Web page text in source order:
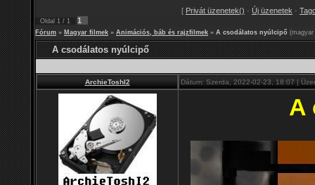
[ Privát üzenetek() · Új üzenetek ·
Oldal 1 / 1 1
Fórum » Magyar filmek » Animációs, báb és rajzfilmek » A csodálatos nyúlcipő
A csodálatos nyúlcipő
ArchieToshI2 Dátum: Szerda, 2022-02-23, 18:07 |
A